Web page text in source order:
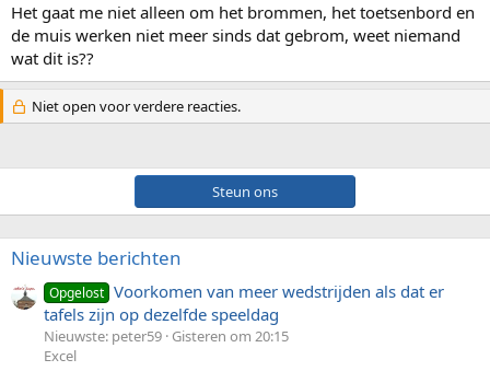
Het gaat me niet alleen om het brommen, het toetsenbord en
de muis werken niet meer sinds dat gebrom, weet niemand
wat dit is??
Niet open voor verdere reacties.
Steun ons
Nieuwste berichten
Opgelost Voorkomen van meer wedstrijden als dat er
tafels zijn op dezelfde speeldag
Nieuwste: peter59 Gisteren om 20:15
Excel